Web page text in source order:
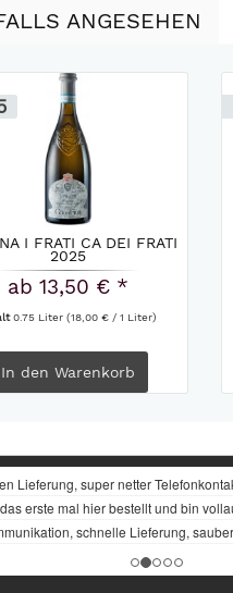
ANGESEHEN
I FRATI CA DEI FRATI
2025
ab 13,50 € *
0.75 Liter (18,00 € / 1 Liter)
In den Warenkorb